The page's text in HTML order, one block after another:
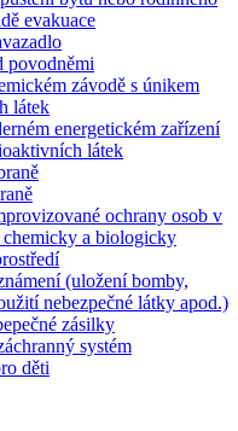
evakuace
povodněmi
závodě s únikem
látek
energetickém zařízení
látek
ochrany osob v
a biologicky
(uložení bomby,
nebezpečné látky apod.)
zásilky
systém
děti